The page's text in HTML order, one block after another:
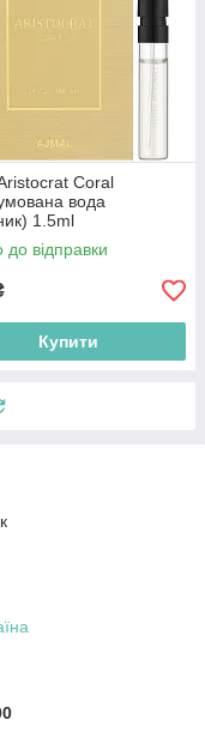
Coral
вода
1.5ml
до відправки
Купити